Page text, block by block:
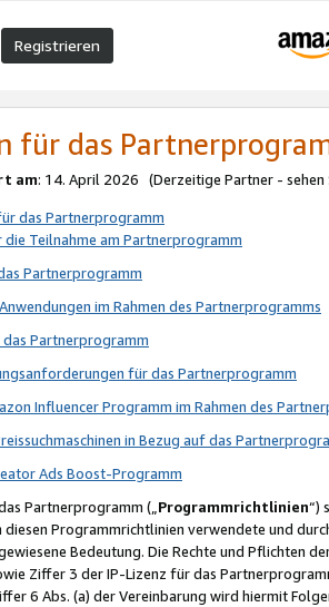
Registrieren
für das
am: 14. April 2026 (Derzeitige Partner - sehen
das Partnerprogramm
Teilnahme am Partnerprogramm
Partnerprogramm
im Rahmen des Partnerprogramms
Partnerprogramm
für das Partnerprogramm
Influencer Programm im Rahmen des
in Bezug auf das
Ads Boost-Programm
Partnerprogramm („Programmrichtlinien“)
diesen Programmrichtlinien verwendete und
Bedeutung. Die Rechte und Pflichten
Ziffer 3 der IP-Lizenz für das
6 Abs. (a) der Vereinbarung wird hiermit